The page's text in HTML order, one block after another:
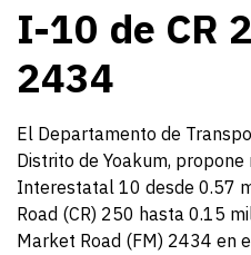
I-10 de CR
2434
El Departamento de
Distrito de Yoakum,
Interestatal 10 desde 0.57
Road (CR) 250 hasta 0.15
Market Road (FM) 2434 en